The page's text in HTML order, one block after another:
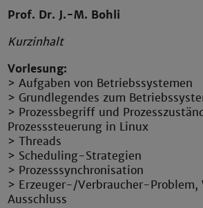
Prof. Dr. J.-M. Bohli
Kurzinhalt
Vorlesung:
> Aufgaben von Betriebssystemen
> Grundlegendes zum
> Prozessbegriff und
Prozesssteuerung in Linux
> Threads
> Scheduling-Strategien
> Prozesssynchronisation
> Erzeuger-/Verbraucher-Problem,
Ausschluss